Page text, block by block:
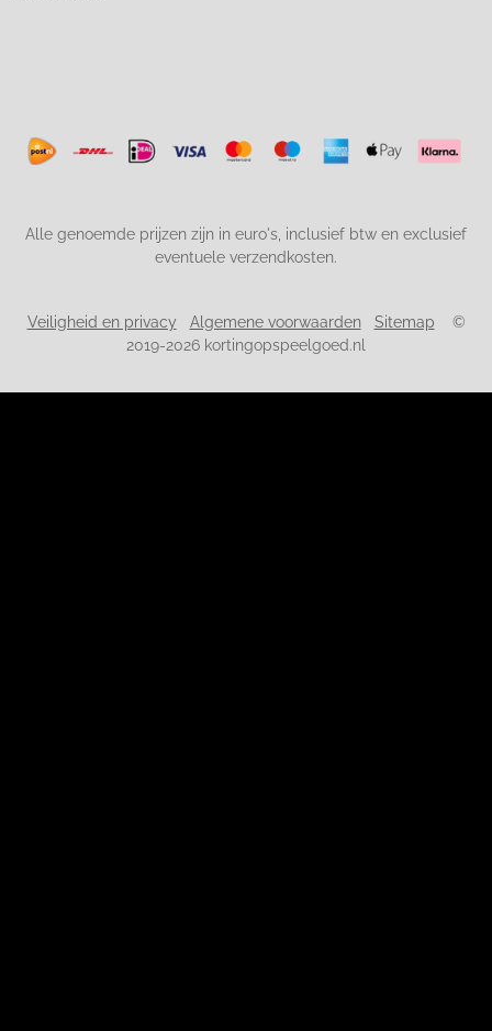
Alle genoemde prijzen zijn in euro's, inclusief btw en exclusief
eventuele verzendkosten.
Veiligheid en privacy Algemene voorwaarden Sitemap ©
2019-2026 kortingopspeelgoed.nl